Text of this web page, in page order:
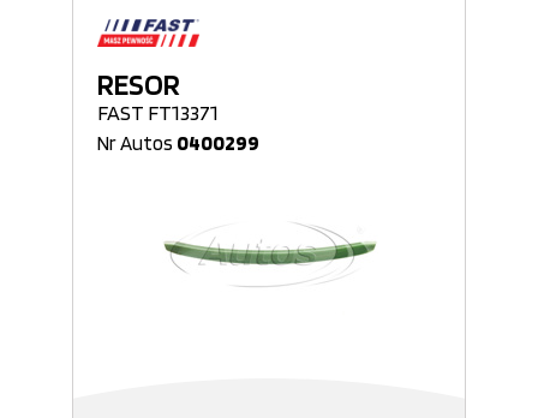
RESOR
FAST FT13371
Nr Autos 0400299